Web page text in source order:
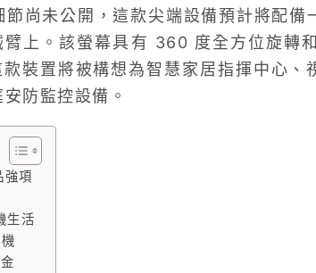
尚未公開，這款尖端設備預計將配備
上。該螢幕具有 360 度全方位旋轉
裝置將被構想為智慧家居指揮中心、
防監控設備。
項
生活